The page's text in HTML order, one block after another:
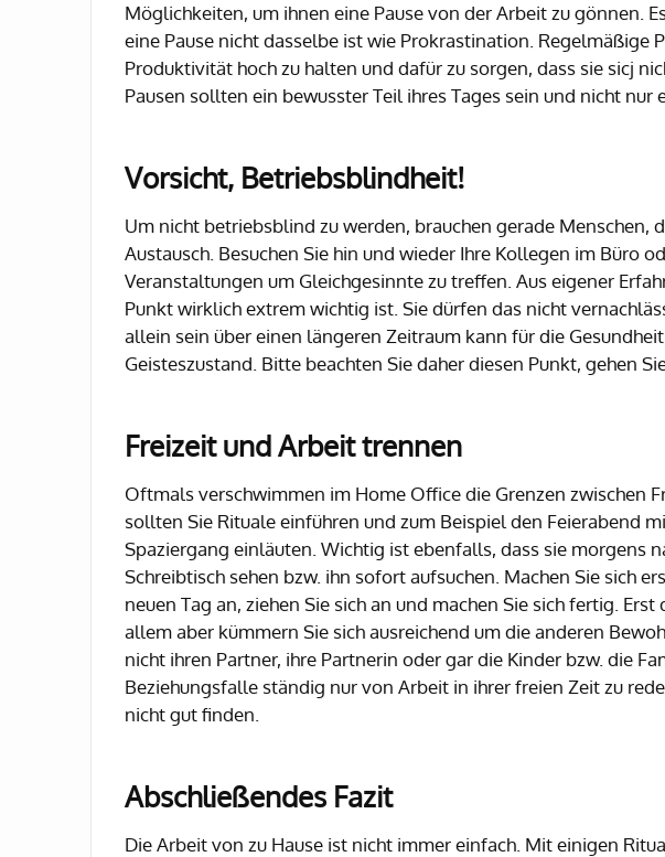
Möglichkeiten, um ihnen eine Pause von der Arbeit zu gönnen.
eine Pause nicht dasselbe ist wie Prokrastination. Regelmäßige
Produktivität hoch zu halten und dafür zu sorgen, dass sie sicj
Pausen sollten ein bewusster Teil ihres Tages sein und nicht
Vorsicht, Betriebsblindheit!
Um nicht betriebsblind zu werden, brauchen gerade Menschen,
Austausch. Besuchen Sie hin und wieder Ihre Kollegen im Büro
Veranstaltungen um Gleichgesinnte zu treffen. Aus eigener
Punkt wirklich extrem wichtig ist. Sie dürfen das nicht
allein sein über einen längeren Zeitraum kann für die
Geisteszustand. Bitte beachten Sie daher diesen Punkt, gehen
Freizeit und Arbeit trennen
Oftmals verschwimmen im Home Office die Grenzen zwischen
sollten Sie Rituale einführen und zum Beispiel den Feierabend
Spaziergang einläuten. Wichtig ist ebenfalls, dass sie morgens
Schreibtisch sehen bzw. ihn sofort aufsuchen. Machen Sie sich
neuen Tag an, ziehen Sie sich an und machen Sie sich fertig.
allem aber kümmern Sie sich ausreichend um die anderen
nicht ihren Partner, ihre Partnerin oder gar die Kinder bzw. die
Beziehungsfalle ständig nur von Arbeit in ihrer freien Zeit zu
nicht gut finden.
Abschließendes Fazit
Die Arbeit von zu Hause ist nicht immer einfach. Mit einigen